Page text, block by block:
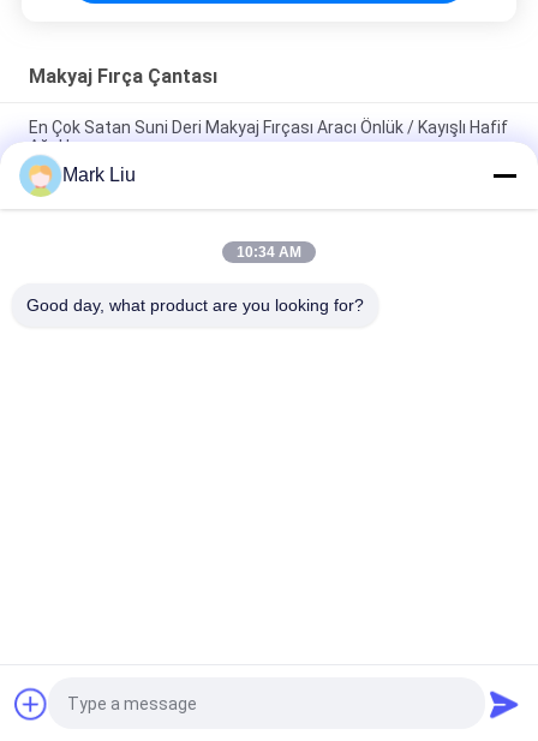
Makyaj Fırça Çantası
En Çok Satan Suni Deri Makyaj Fırçası Aracı Önlük / Kayışlı Hafif
Ağırlık
PU Kalem Kutusu Kılıfı Dalga Şerit Fermuar Kapatma Seyahat
Kozmetik Makyaj Çantası Sevimli Kalem Kırtasiye Tutucu
Profesyonel Makyaj Fırça Rulo Kılıfı Tuvalet Tutucu Kalem
Mark Liu
10:34 AM
Good day, what product are you looking for?